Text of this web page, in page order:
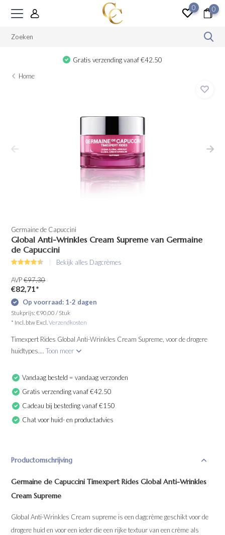
0 0
Gratis verzending vanaf €42.50
Home
Germaine de Capuccini
Global Anti-Wrinkles Cream Supreme van Germaine
de Capuccini
Bekijk alles Dagcrèmes
AVP€97,30
€82,71*
Op voorraad: 1-2 dagen
Stukprijs:€90,00 / Stuk
* Incl. btw Excl.Verzendkosten
Timexpert Rides Global Anti-Wrinkles Cream Supreme, voor de drogere
huidtypes....Toon meer
Vandaag besteld = vandaag verzonden
Gratis verzending vanaf €42.50
Cadeau bij besteding vanaf €150
Chat voor huid- en productadvies
Productomschrijving
Germaine de Capuccini Timexpert Rides Global Anti-Wrinkles
Cream Supreme
Global Anti-Wrinkles Cream supreme is een dagcrème geschikt voor de
drogere huid en voor een ieder die een rijke textuur van een crème als